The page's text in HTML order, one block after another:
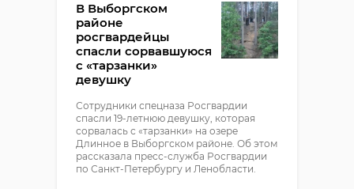
В Выборгском
районе
росгвардейцы
спасли сорвавшуюся
с «тарзанки»
девушку
Сотрудники спецназа Росгвардии
спасли 19-летнюю девушку, которая
сорвалась с «тарзанки» на озере
Длинное в Выборгском районе. Об этом
рассказала пресс-служба Росгвардии
по Санкт-Петербургу и Ленобласти.